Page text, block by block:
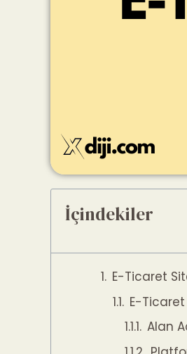
İçindekiler
E-Ticaret
E-
Alan